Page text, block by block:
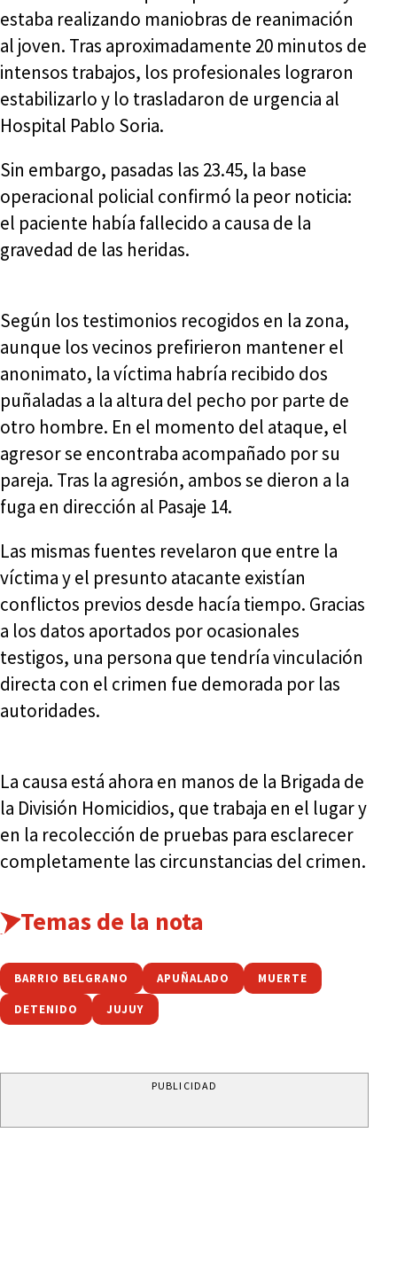
estaba realizando maniobras de reanimación
al joven. Tras aproximadamente 20 minutos de
intensos trabajos, los profesionales lograron
estabilizarlo y lo trasladaron de urgencia al
Hospital Pablo Soria.
Sin embargo, pasadas las 23.45, la base
operacional policial confirmó la peor noticia:
el paciente había fallecido a causa de la
gravedad de las heridas.
Según los testimonios recogidos en la zona,
aunque los vecinos prefirieron mantener el
anonimato, la víctima habría recibido dos
puñaladas a la altura del pecho por parte de
otro hombre. En el momento del ataque, el
agresor se encontraba acompañado por su
pareja. Tras la agresión, ambos se dieron a la
fuga en dirección al Pasaje 14.
Las mismas fuentes revelaron que entre la
víctima y el presunto atacante existían
conflictos previos desde hacía tiempo. Gracias
a los datos aportados por ocasionales
testigos, una persona que tendría vinculación
directa con el crimen fue demorada por las
autoridades.
La causa está ahora en manos de la Brigada de
la División Homicidios, que trabaja en el lugar y
en la recolección de pruebas para esclarecer
completamente las circunstancias del crimen.
Temas de la nota
BARRIO BELGRANO APUÑALADO MUERTE
DETENIDO JUJUY
PUBLICIDAD